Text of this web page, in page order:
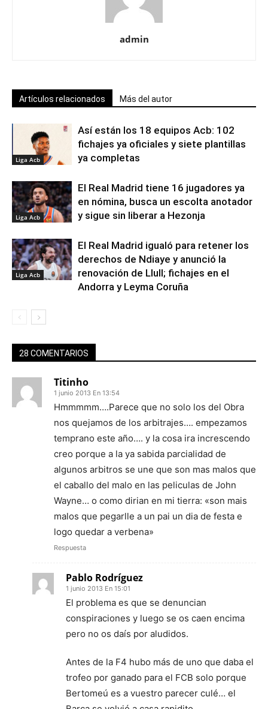
admin
Artículos relacionados Más del autor
Liga Acb
Así están los 18 equipos Acb: 102
fichajes ya oficiales y siete plantillas
ya completas
Liga Acb
El Real Madrid tiene 16 jugadores ya
en nómina, busca un escolta anotador
y sigue sin liberar a Hezonja
Liga Acb
El Real Madrid igualó para retener los
derechos de Ndiaye y anunció la
renovación de Llull; fichajes en el
Andorra y Leyma Coruña
28 COMENTARIOS
Titinho
1 junio 2013 En 13:54
Hmmmmm….Parece que no solo los del Obra
nos quejamos de los arbitrajes…. empezamos
temprano este año…. y la cosa ira increscendo
creo porque a la ya sabida parcialidad de
algunos arbitros se une que son mas malos que
el caballo del malo en las peliculas de John
Wayne… o como dirian en mi tierra: «son mais
malos que pegarlle a un pai un dia de festa e
logo quedar a verbena»
Respuesta
Pablo Rodríguez
1 junio 2013 En 15:01
El problema es que se denuncian
conspiraciones y luego se os caen encima
pero no os daís por aludidos.
Antes de la F4 hubo más de uno que daba el
trofeo por ganado para el FCB solo porque
Bertomeú es a vuestro parecer culé… el